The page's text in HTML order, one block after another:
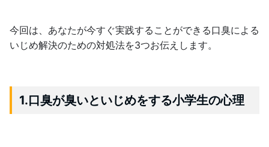
今回は、あなたが今すぐ実践することができる口臭による
いじめ解決のための対処法を3つお伝えします。
1.口臭が臭いといじめをする小学生の心理